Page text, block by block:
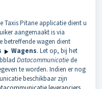
Pitane applicatie dient u
aangemaakt is via
betreffende wagen dient
Wagens. Let op, bij het
Datacommunicatiede
te worden. Indien er nog
beschikbaar zijn